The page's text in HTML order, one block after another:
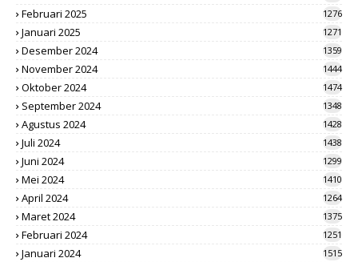
Februari 2025 1276
Januari 2025 1271
Desember 2024 1359
November 2024 1444
Oktober 2024 1474
September 2024 1348
Agustus 2024 1428
Juli 2024 1438
Juni 2024 1299
Mei 2024 1410
April 2024 1264
Maret 2024 1375
Februari 2024 1251
Januari 2024 1515